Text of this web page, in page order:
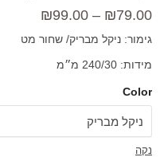
₪79.00
–
₪99.00
מחירים:גימור: ניקל מבריק/ שחור מט
מידות: 240/30 מ״מ
Color
נקה